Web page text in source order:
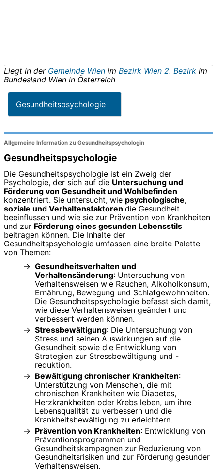
Liegt in der Gemeinde Wien im Bezirk Wien 2. Bezirk im
Bundesland Wien in Österreich
Gesundheitspsychologie
Allgemeine Information zu Gesundheitspsychologin
Gesundheitspsychologie
Die Gesundheitspsychologie ist ein Zweig der
Psychologie, der sich auf die Untersuchung und
Förderung von Gesundheit und Wohlbefinden
konzentriert. Sie untersucht, wie psychologische,
soziale und Verhaltensfaktoren die Gesundheit
beeinflussen und wie sie zur Prävention von Krankheiten
und zur Förderung eines gesunden Lebensstils
beitragen können. Die Inhalte der
Gesundheitspsychologie umfassen eine breite Palette
von Themen:
Gesundheitsverhalten und
Verhaltensänderung: Untersuchung von
Verhaltensweisen wie Rauchen, Alkoholkonsum,
Ernährung, Bewegung und Schlafgewohnheiten.
Die Gesundheitspsychologie befasst sich damit,
wie diese Verhaltensweisen geändert und
verbessert werden können.
Stressbewältigung: Die Untersuchung von
Stress und seinen Auswirkungen auf die
Gesundheit sowie die Entwicklung von
Strategien zur Stressbewältigung und -
reduktion.
Bewältigung chronischer Krankheiten:
Unterstützung von Menschen, die mit
chronischen Krankheiten wie Diabetes,
Herzkrankheiten oder Krebs leben, um ihre
Lebensqualität zu verbessern und die
Krankheitsbewältigung zu erleichtern.
Prävention von Krankheiten: Entwicklung von
Präventionsprogrammen und
Gesundheitskampagnen zur Reduzierung von
Gesundheitsrisiken und zur Förderung gesunder
Verhaltensweisen.